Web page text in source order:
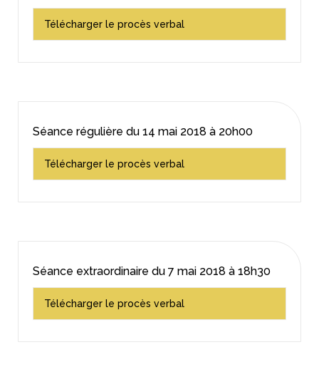
Télécharger le procès verbal
Séance régulière du 14 mai 2018 à 20h00
Télécharger le procès verbal
Séance extraordinaire du 7 mai 2018 à 18h30
Télécharger le procès verbal